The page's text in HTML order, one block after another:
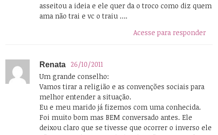
asseitou a ideia e ele quer da o troco como diz quem
ama não trai e vc o traiu ….
Acesse para responder
Renata
26/10/2011
Um grande conselho:
Vamos tirar a religião e as convenções sociais para
melhor entender a situação.
Eu e meu marido já fizemos com uma conhecida.
Foi muito bom mas BEM conversado antes. Ele
deixou claro que se tivesse que ocorrer o inverso ele